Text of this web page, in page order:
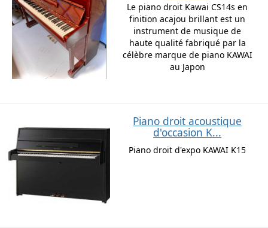
Le piano droit Kawai CS14s en
finition acajou brillant est un
instrument de musique de
haute qualité fabriqué par la
célèbre marque de piano KAWAI
au Japon
Piano droit acoustique
d'occasion K...
Piano droit d'expo KAWAI K15